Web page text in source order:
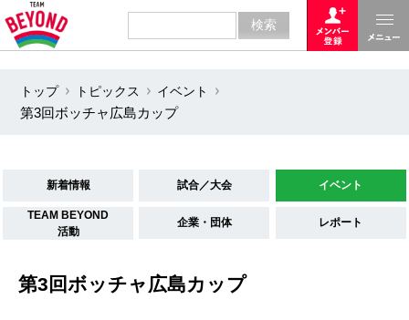
トップ トピックス
イベント
第3回ボッチャ広島カップ
新着情報 試合／大会 イベント
TEAM BEYOND
活動
企業・団体 レポート
第3回ボッチャ広島カップ